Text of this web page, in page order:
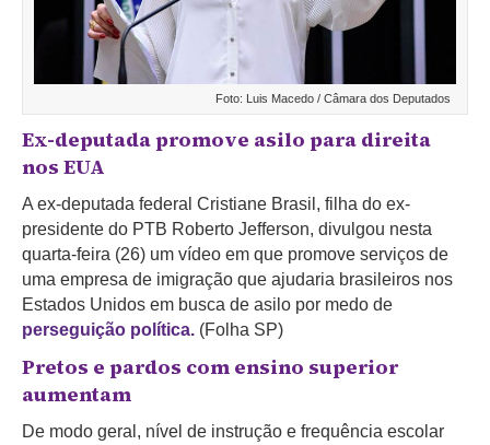
Foto: Luis Macedo / Câmara dos Deputados
Ex-deputada promove asilo para direita
nos EUA
A ex-deputada federal Cristiane Brasil, filha do ex-
presidente do PTB Roberto Jefferson, divulgou nesta
quarta-feira (26) um vídeo em que promove serviços de
uma empresa de imigração que ajudaria brasileiros nos
Estados Unidos em busca de asilo por medo de
perseguição política. (Folha SP)
Pretos e pardos com ensino superior
aumentam
De modo geral, nível de instrução e frequência escolar